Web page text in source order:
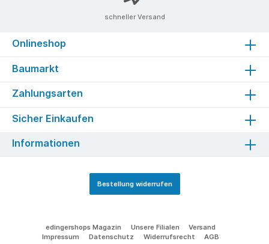
schneller Versand
Onlineshop
Baumarkt
Zahlungsarten
Sicher Einkaufen
Informationen
Bestellung widerrufen
edingershops Magazin Unsere Filialen
Versand
Impressum
Datenschutz Widerrufsrecht
AGB